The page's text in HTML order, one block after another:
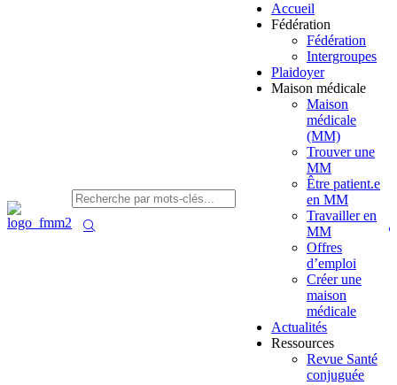
Accueil
Fédération
Fédération
Intergroupes
Plaidoyer
Maison médicale
Maison
médicale
(MM)
Trouver une
MM
Être patient.e
en MM
Travailler en
MM
Offres
d’emploi
Créer une
maison
médicale
Actualités
Ressources
Revue Santé
conjuguée